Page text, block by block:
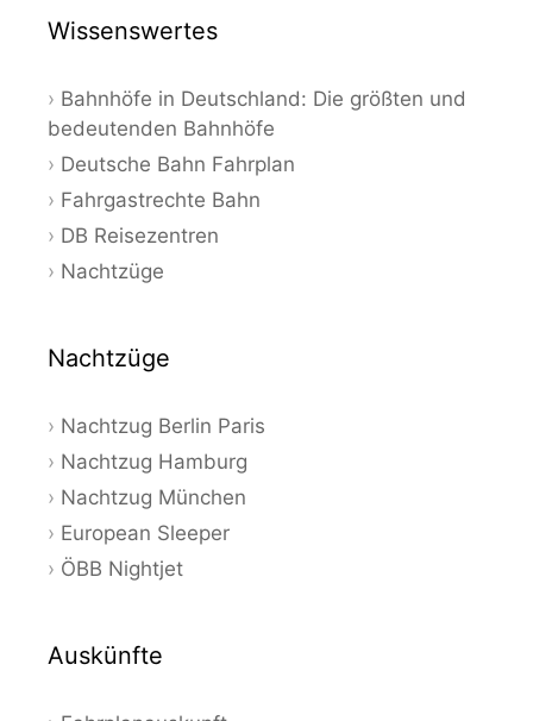
Wissenswertes
Bahnhöfe in Deutschland: Die größten und
bedeutenden Bahnhöfe
Deutsche Bahn Fahrplan
Fahrgastrechte Bahn
DB Reisezentren
Nachtzüge
Nachtzüge
Nachtzug Berlin Paris
Nachtzug Hamburg
Nachtzug München
European Sleeper
ÖBB Nightjet
Auskünfte